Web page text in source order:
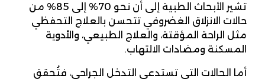
تشير الأبحاث الطبية إلى أن نحو 70% إلى 85% من
حالات الانزلاق الغضروفي تتحسن بالعلاج التحفظي
مثل الراحة المؤقتة، والعلاج الطبيعي، والأدوية
المسكنة ومضادات الالتهاب.
أما الحالات التي تستدعي التدخل الجراحي، فتُحقق